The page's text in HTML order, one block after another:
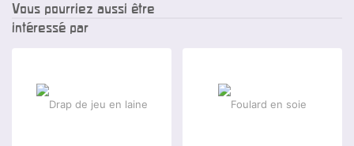
Vous pourriez aussi être
intéressé par